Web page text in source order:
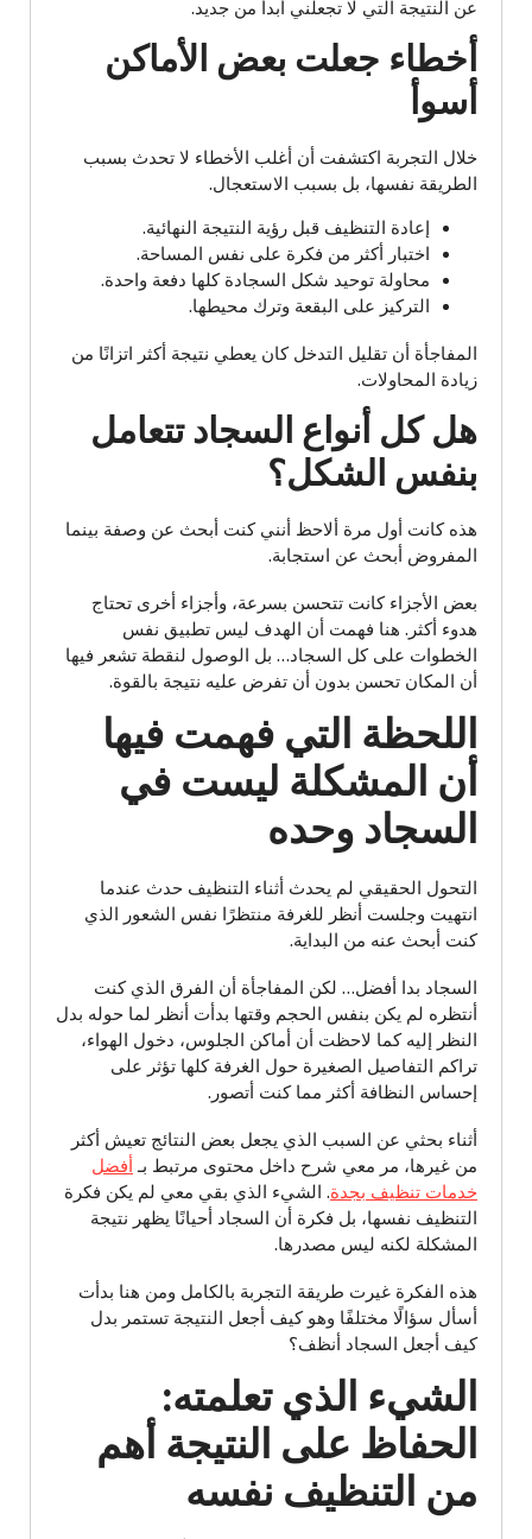
عن النتيجة التي لا تجعلني أبدأ من جديد.
أخطاء جعلت بعض الأماكن
أسوأ
خلال التجربة اكتشفت أن أغلب الأخطاء لا تحدث بسبب
الطريقة نفسها، بل بسبب الاستعجال.
إعادة التنظيف قبل رؤية النتيجة النهائية.
اختبار أكثر من فكرة على نفس المساحة.
محاولة توحيد شكل السجادة كلها دفعة واحدة.
التركيز على البقعة وترك محيطها.
المفاجأة أن تقليل التدخل كان يعطي نتيجة أكثر اتزانًا من
زيادة المحاولات.
هل كل أنواع السجاد تتعامل
بنفس الشكل؟
هذه كانت أول مرة ألاحظ أنني كنت أبحث عن وصفة بينما
المفروض أبحث عن استجابة.
بعض الأجزاء كانت تتحسن بسرعة، وأجزاء أخرى تحتاج
هدوء أكثر. هنا فهمت أن الهدف ليس تطبيق نفس
الخطوات على كل السجاد… بل الوصول لنقطة تشعر فيها
أن المكان تحسن بدون أن تفرض عليه نتيجة بالقوة.
اللحظة التي فهمت فيها
أن المشكلة ليست في
السجاد وحده
التحول الحقيقي لم يحدث أثناء التنظيف حدث عندما
انتهيت وجلست أنظر للغرفة منتظرًا نفس الشعور الذي
كنت أبحث عنه من البداية.
السجاد بدا أفضل… لكن المفاجأة أن الفرق الذي كنت
أنتظره لم يكن بنفس الحجم وقتها بدأت أنظر لما حوله بدل
النظر إليه كما لاحظت أن أماكن الجلوس، دخول الهواء،
تراكم التفاصيل الصغيرة حول الغرفة كلها تؤثر على
إحساس النظافة أكثر مما كنت أتصور.
أثناء بحثي عن السبب الذي يجعل بعض النتائج تعيش أكثر
من غيرها، مر معي شرح داخل محتوى مرتبط بـ أفضل
خدمات تنظيف بجدة. الشيء الذي بقي معي لم يكن فكرة
التنظيف نفسها، بل فكرة أن السجاد أحيانًا يظهر نتيجة
المشكلة لكنه ليس مصدرها.
هذه الفكرة غيرت طريقة التجربة بالكامل ومن هنا بدأت
أسأل سؤالًا مختلفًا وهو كيف أجعل النتيجة تستمر بدل
كيف أجعل السجاد أنظف؟
الشيء الذي تعلمته:
الحفاظ على النتيجة أهم
من التنظيف نفسه